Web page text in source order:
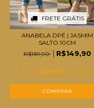
FRETE GRÁTIS
ANABELA DPÉ | JASMIM
SALTO 10CM
R$169,90
R$149,90
3 x de R$49,97 sem juros
COMPRAR